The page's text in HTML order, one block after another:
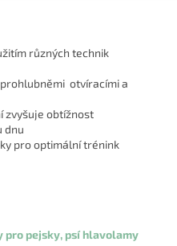
různých technik
otvíracími a
zvyšuje obtížnost
dnu
pro optimální trénink
pejsky, psí hlavolamy